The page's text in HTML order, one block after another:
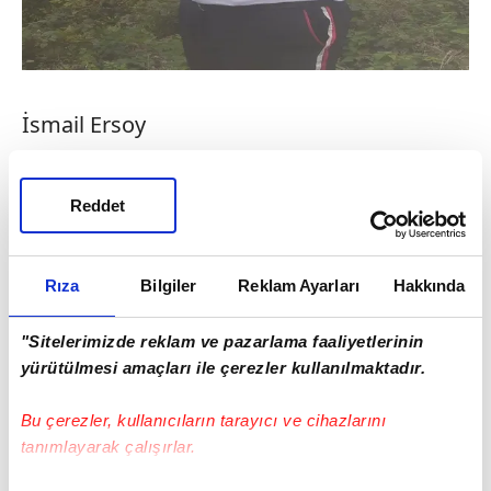
Rıza Bilgiler Reklam Ayarları Hakkında
"Sitelerimizde reklam ve pazarlama faaliyetlerinin
yürütülmesi amaçları ile çerezler kullanılmaktadır.
Bu çerezler, kullanıcıların tarayıcı ve cihazlarını
tanımlayarak çalışırlar.
Reddet
İsmail Ersoy
Bölgede 'Köçek İsmail' lakabıyla tanınan
İsmail Ersoy ve davulcu Cihan Taş'ın köydeki
bir düğünden döndüğü belirtildi.